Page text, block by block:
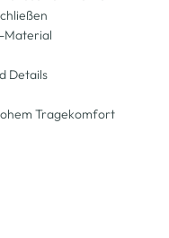
Material
Details
Tragekomfort